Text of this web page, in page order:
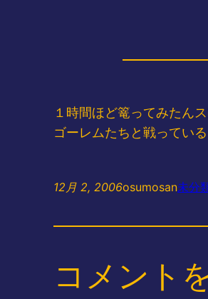
１時間ほど篭ってみたん
ゴーレムたちと戦ってい
12月 2, 2006osumosan未分
コメント